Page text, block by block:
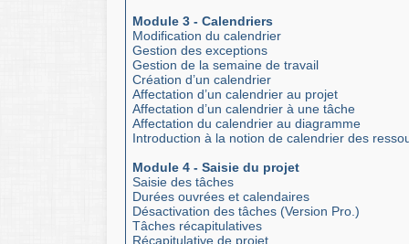
Module 3 - Calendriers
Modification du calendrier
Gestion des exceptions
Gestion de la semaine de travail
Création d’un calendrier
Affectation d’un calendrier au projet
Affectation d’un calendrier à une tâche
Affectation du calendrier au diagramme
Introduction à la notion de calendrier des
Module 4 - Saisie du projet
Saisie des tâches
Durées ouvrées et calendaires
Désactivation des tâches (Version Pro.)
Tâches récapitulatives
Récapitulative de projet